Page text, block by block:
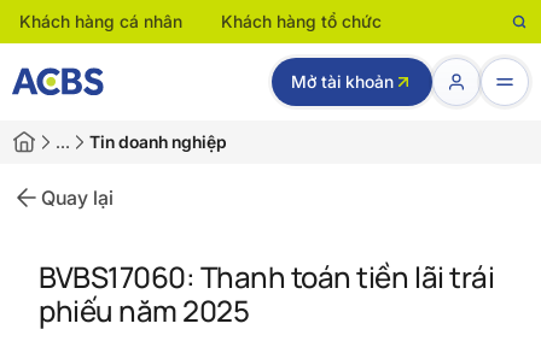
Khách hàng cá nhân Khách hàng tổ chức
Mở tài khoản
… Tin doanh nghiệp
Quay lại
BVBS17060: Thanh toán tiền lãi trái
phiếu năm 2025